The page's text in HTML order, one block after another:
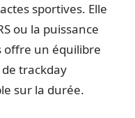
sportives. Elle
ou la puissance
offre un équilibre
trackday
sur la durée.